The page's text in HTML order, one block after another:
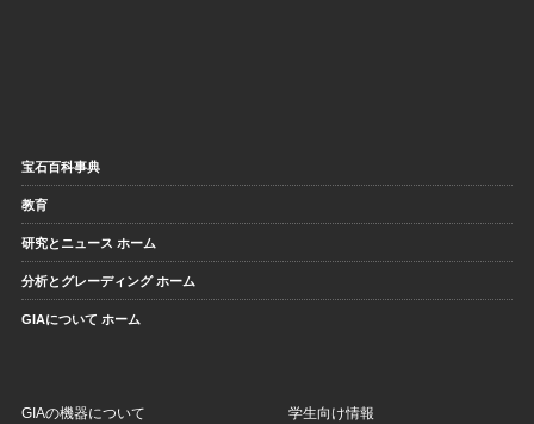
宝石百科事典
教育
研究とニュース ホーム
分析とグレーディング ホーム
GIAについて ホーム
GIAの機器について 学生向け情報